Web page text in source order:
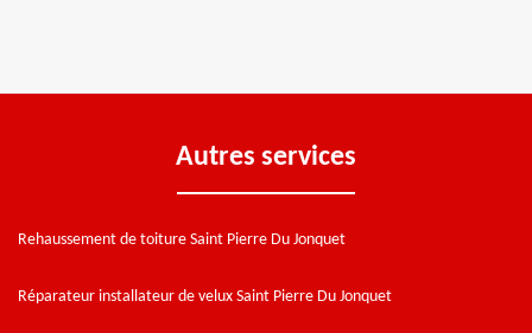
Autres services
Rehaussement de toiture Saint Pierre Du Jonquet
Réparateur installateur de velux Saint Pierre Du Jonquet